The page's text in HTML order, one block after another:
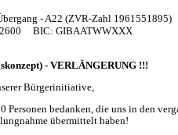
- A22 (ZVR-Zahl 1961551895)
2600 BIC: GIBAATWWXXX
- VERLÄNGERUNG !!!
Bürgerinitiative,
bedanken, die uns in den
übermittelt haben!